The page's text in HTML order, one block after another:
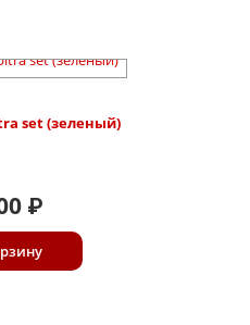
set (зеленый)
₽